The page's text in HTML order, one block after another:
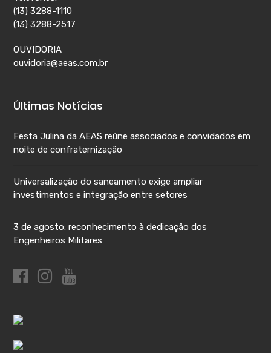
(13) 3288-1110
(13) 3288-2517
OUVIDORIA
ouvidoria@aeas.com.br
Últimas Notícias
Festa Julina da AEAS reúne associados e convidados em
noite de confraternização
Universalização do saneamento exige ampliar
investimentos e integração entre setores
3 de agosto: reconhecimento à dedicação dos
Engenheiros Militares